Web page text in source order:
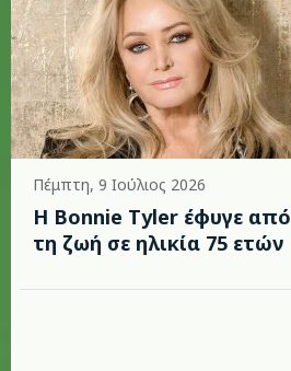
Πέμπτη, 9 Ιούλιος 2026
Η Bonnie Tyler έφυγε από
τη ζωή σε ηλικία 75 ετών